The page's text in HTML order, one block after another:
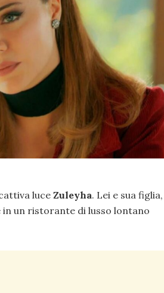
luce Zuleyha. Lei e sua figlia,
un ristorante di lusso lontano